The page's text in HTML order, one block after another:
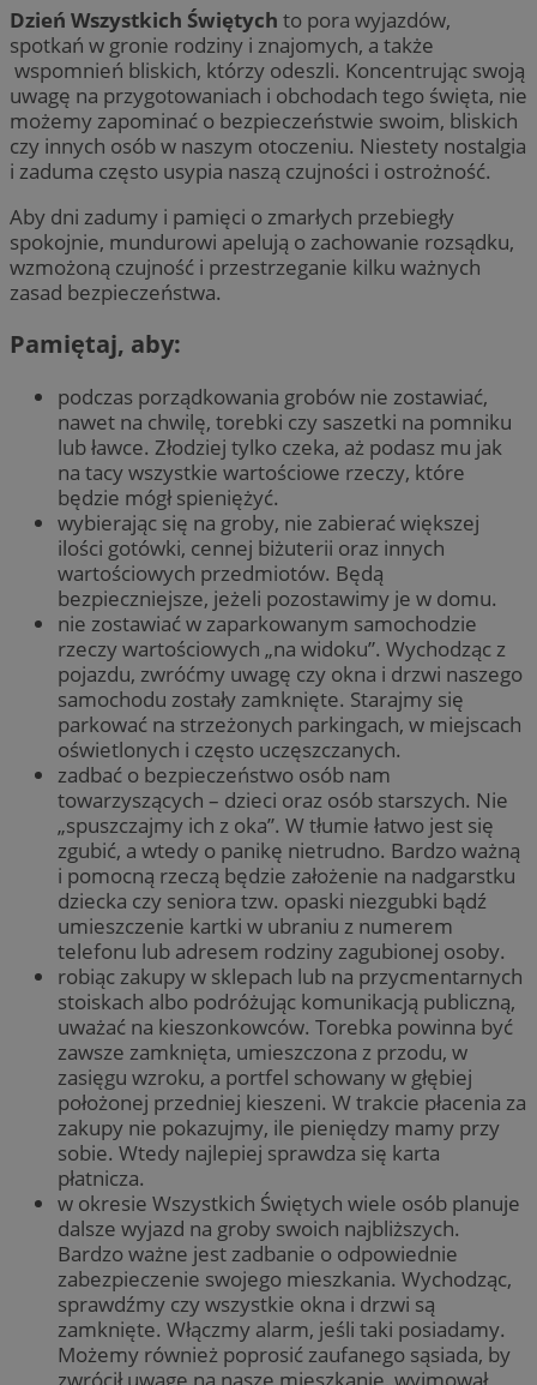
Dzień Wszystkich Świętych to pora wyjazdów,
spotkań w gronie rodziny i znajomych, a także
wspomnień bliskich, którzy odeszli. Koncentrując swoją
uwagę na przygotowaniach i obchodach tego święta, nie
możemy zapominać o bezpieczeństwie swoim, bliskich
czy innych osób w naszym otoczeniu. Niestety nostalgia
i zaduma często usypia naszą czujności i ostrożność.
Aby dni zadumy i pamięci o zmarłych przebiegły
spokojnie, mundurowi apelują o zachowanie rozsądku,
wzmożoną czujność i przestrzeganie kilku ważnych
zasad bezpieczeństwa.
Pamiętaj, aby:
podczas porządkowania grobów nie zostawiać,
nawet na chwilę, torebki czy saszetki na pomniku
lub ławce. Złodziej tylko czeka, aż podasz mu jak
na tacy wszystkie wartościowe rzeczy, które
będzie mógł spieniężyć.
wybierając się na groby, nie zabierać większej
ilości gotówki, cennej biżuterii oraz innych
wartościowych przedmiotów. Będą
bezpieczniejsze, jeżeli pozostawimy je w domu.
nie zostawiać w zaparkowanym samochodzie
rzeczy wartościowych „na widoku”. Wychodząc z
pojazdu, zwróćmy uwagę czy okna i drzwi naszego
samochodu zostały zamknięte. Starajmy się
parkować na strzeżonych parkingach, w miejscach
oświetlonych i często uczęszczanych.
zadbać o bezpieczeństwo osób nam
towarzyszących – dzieci oraz osób starszych. Nie
„spuszczajmy ich z oka”. W tłumie łatwo jest się
zgubić, a wtedy o panikę nietrudno. Bardzo ważną
i pomocną rzeczą będzie założenie na nadgarstku
dziecka czy seniora tzw. opaski niezgubki bądź
umieszczenie kartki w ubraniu z numerem
telefonu lub adresem rodziny zagubionej osoby.
robiąc zakupy w sklepach lub na przycmentarnych
stoiskach albo podróżując komunikacją publiczną,
uważać na kieszonkowców. Torebka powinna być
zawsze zamknięta, umieszczona z przodu, w
zasięgu wzroku, a portfel schowany w głębiej
położonej przedniej kieszeni. W trakcie płacenia za
zakupy nie pokazujmy, ile pieniędzy mamy przy
sobie. Wtedy najlepiej sprawdza się karta
płatnicza.
w okresie Wszystkich Świętych wiele osób planuje
dalsze wyjazd na groby swoich najbliższych.
Bardzo ważne jest zadbanie o odpowiednie
zabezpieczenie swojego mieszkania. Wychodząc,
sprawdźmy czy wszystkie okna i drzwi są
zamknięte. Włączmy alarm, jeśli taki posiadamy.
Możemy również poprosić zaufanego sąsiada, by
zwrócił uwagę na nasze mieszkanie, wyjmował